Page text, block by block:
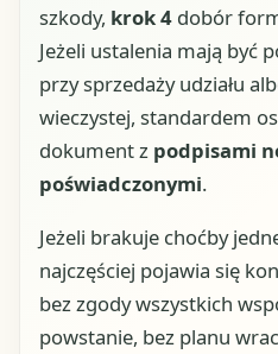
szkody, krok 4 dobór
Jeżeli ustalenia mają być
przy sprzedaży udziału
wieczystej, standardem
dokument z podpisami
poświadczonymi.
Jeżeli brakuje choćby
najczęściej pojawia się
bez zgody wszystkich
powstanie, bez planu